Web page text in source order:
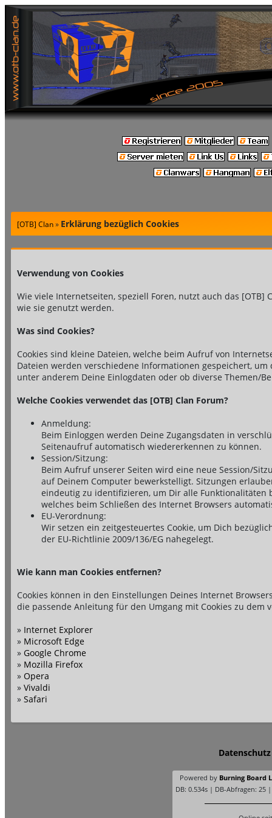
[OTB] Clan» Erklärung bezüglich Cookies
Verwendung von Cookies
Wie viele Internetseiten, speziell Foren, nutzt auch das [OTB]
wie sie genutzt werden.
Was sind Cookies?
Cookies sind kleine Dateien, welche beim Aufruf von
Dateien werden verschiedene Informationen gespeichert,
unter anderem Deine Einlogdaten oder ob diverse Themen/
Welche Cookies verwendet das [OTB] Clan Forum?
Anmeldung:
Beim Einloggen werden Deine Zugangsdaten in
Seitenaufruf automatisch wiedererkennen zu können.
Session/Sitzung:
Beim Aufruf unserer Seiten wird eine neue Session/
auf Deinem Computer bewerkstelligt. Sitzungen
eindeutig zu identifizieren, um Dir alle Funktionalitäten
welches beim Schließen des Internet Browsers
EU-Verordnung:
Wir setzen ein zeitgesteuertes Cookie, um Dich
der EU-Richtlinie 2009/136/EG nahegelegt.
Wie kann man Cookies entfernen?
Cookies können in den Einstellungen Deines Internet
die passende Anleitung für den Umgang mit Cookies zu dem
» Internet Explorer
» Microsoft Edge
» Google Chrome
» Mozilla Firefox
» Opera
» Vivaldi
» Safari
Datenschutz
Powered by Burning Board
DB: 0.534s | DB-Abfragen: 25